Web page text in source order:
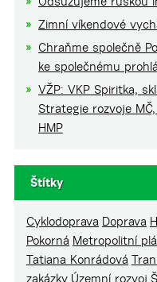
Zimní víkendové
Chraňme společně
ke společnému
VŽP: VKP Spiritka,
Strategie rozvoje
HMP
Štítky
Cyklodoprava Doprava
Pokorná Metropolitní
Tatiana Konrádová
zakázky Územní rozvoj